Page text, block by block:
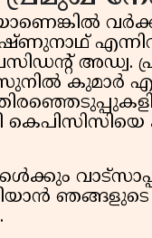
അഡ്വ.
കുമാർ
വാട്സാപ്പ്